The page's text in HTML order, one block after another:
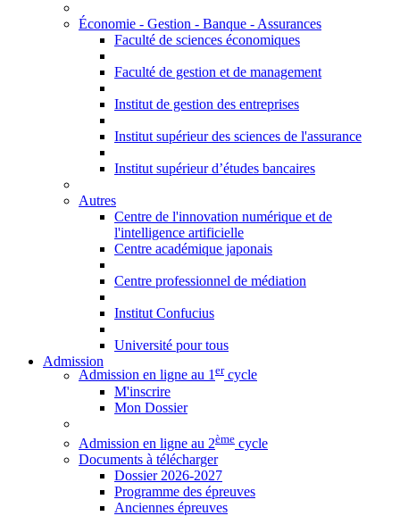
Économie - Gestion - Banque - Assurances
Faculté de sciences économiques
Faculté de gestion et de management
Institut de gestion des entreprises
Institut supérieur des sciences de l'assurance
Institut supérieur d’études bancaires
Autres
Centre de l'innovation numérique et de
l'intelligence artificielle
Centre académique japonais
Centre professionnel de médiation
Institut Confucius
Université pour tous
Admission
Admission en ligne au 1ercycle
M'inscrire
Mon Dossier
Admission en ligne au 2ème cycle
Documents à télécharger
Dossier 2026-2027
Programme des épreuves
Anciennes épreuves